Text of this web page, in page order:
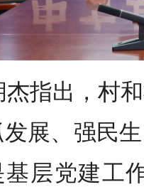
杰指出，村
展、强民
基层党建工